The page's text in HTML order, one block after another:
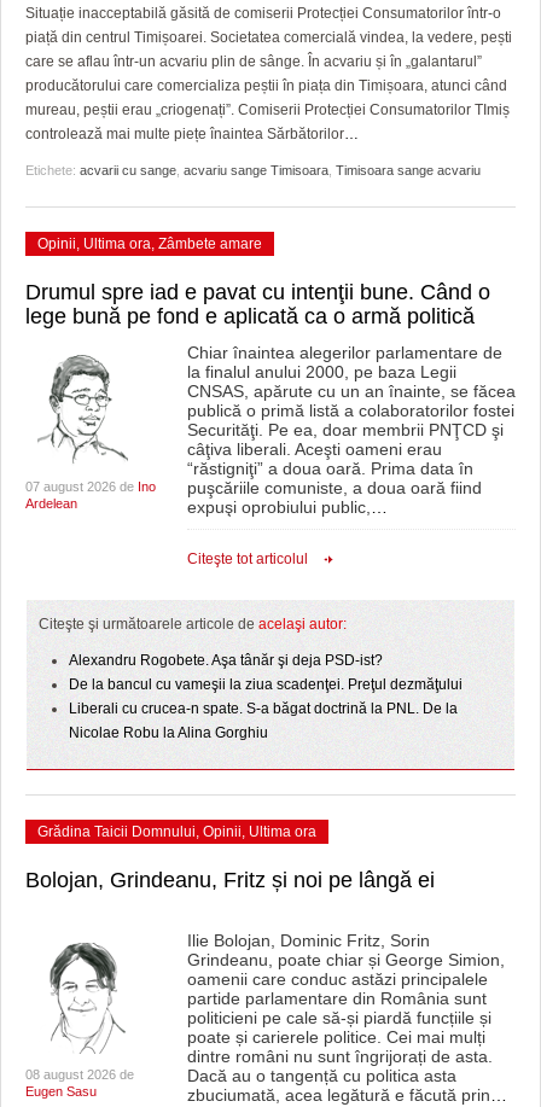
GRĂDINA TAICII DOMNULUI
ZIARISTU’ DE TERASĂ
CU OIŞTEA-N KIERKEGAARD
PE SURSE
CRONICĂ DE FILM
UNDE MERGEM
FILME DOCUMENTARE
JOCURI ONLINE
ACCIDENTE
ANUNŢURI
INFO SI UTILE
INVATAMANT
JUSTITIE
FILME DOCUMENTARE
CLIPURI VIDEO
JOCURI ONLINE
DIVERSE
FARMACII DIN TIMIŞOARA
HARTA TIMIŞOAREI
LICEE, ŞCOLI ŞI GRĂDINIŢE DIN TIMIŞ
SFATUL MEDICULUI
Situație inacceptabilă găsită de comiserii Protecției Consumatorilor într-o
piață din centrul Timișoarei. Societatea comercială vindea, la vedere, pești
care se aflau într-un acvariu plin de sânge. În acvariu și în „galantarul”
producătorului care comercializa peștii în piața din Timișoara, atunci când
mureau, peștii erau „criogenați”. Comiserii Protecției Consumatorilor TImiș
controlează mai multe piețe înaintea Sărbătorilor…
Etichete: acvarii cu sange acvariu sange Timisoara Timisoara sange acvariu
Opinii, Ultima ora, Zâmbete amare
Drumul spre iad e pavat cu intenţii bune. Când o
lege bună pe fond e aplicată ca o armă politică
07 august 2026 de Ino
Ardelean
Chiar înaintea alegerilor parlamentare de
la finalul anului 2000, pe baza Legii
CNSAS, apărute cu un an înainte, se făcea
publică o primă listă a colaboratorilor fostei
Securităţi. Pe ea, doar membrii PNŢCD şi
câţiva liberali. Aceşti oameni erau
“răstigniţi” a doua oară. Prima data în
puşcăriile comuniste, a doua oară fiind
expuşi oprobiului public,…
Citeşte tot articolul
Citeşte şi următoarele articole de acelaşi autor:
Alexandru Rogobete. Aşa tânăr şi deja PSD-ist?
De la bancul cu vameşii la ziua scadenţei. Preţul dezmăţului
Liberali cu crucea-n spate. S-a băgat doctrină la PNL. De la
Nicolae Robu la Alina Gorghiu
Grădina Taicii Domnului, Opinii, Ultima ora
Bolojan, Grindeanu, Fritz și noi pe lângă ei
08 august 2026 de
Eugen Sasu
Ilie Bolojan, Dominic Fritz, Sorin
Grindeanu, poate chiar și George Simion,
oamenii care conduc astăzi principalele
partide parlamentare din România sunt
politicieni pe cale să-și piardă funcțiile și
poate și carierele politice. Cei mai mulți
dintre români nu sunt îngrijorați de asta.
Dacă au o tangență cu politica asta
zbuciumată, acea legătură e făcută prin…